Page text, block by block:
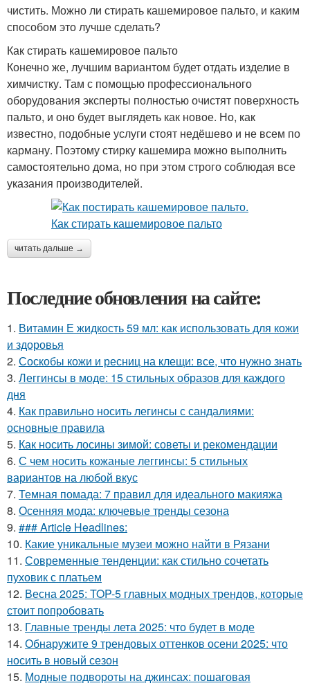
чистить. Можно ли стирать кашемировое пальто, и каким
способом это лучше сделать?
Как стирать кашемировое пальто
Конечно же, лучшим вариантом будет отдать изделие в
химчистку. Там с помощью профессионального
оборудования эксперты полностью очистят поверхность
пальто, и оно будет выглядеть как новое. Но, как
известно, подобные услуги стоят недёшево и не всем по
карману. Поэтому стирку кашемира можно выполнить
самостоятельно дома, но при этом строго соблюдая все
указания производителей.
читать дальше →
Последние обновления на сайте:
1. Витамин Е жидкость 59 мл: как использовать для кожи
и здоровья
2. Соскобы кожи и ресниц на клещи: все, что нужно знать
3. Леггинсы в моде: 15 стильных образов для каждого
дня
4. Как правильно носить легинсы с сандалиями:
основные правила
5. Как носить лосины зимой: советы и рекомендации
6. С чем носить кожаные леггинсы: 5 стильных
вариантов на любой вкус
7. Темная помада: 7 правил для идеального макияжа
8. Осенняя мода: ключевые тренды сезона
9. ### Article Headlines:
10. Какие уникальные музеи можно найти в Рязани
11. Современные тенденции: как стильно сочетать
пуховик с платьем
12. Весна 2025: TOP-5 главных модных трендов, которые
стоит попробовать
13. Главные тренды лета 2025: что будет в моде
14. Обнаружите 9 трендовых оттенков осени 2025: что
носить в новый сезон
15. Модные подвороты на джинсах: пошаговая